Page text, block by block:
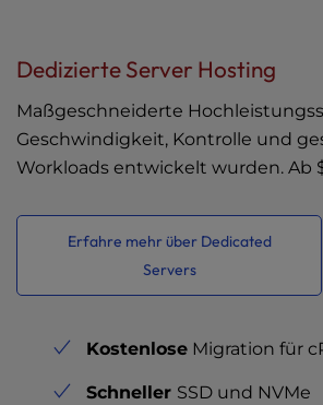
Dedizierte Server Hosting
Maßgeschneiderte
Geschwindigkeit, Kontrolle und
Workloads entwickelt wurden. Ab
Erfahre mehr über Dedicated
Servers
Kostenlose Migration für
Schneller SSD und NVMe